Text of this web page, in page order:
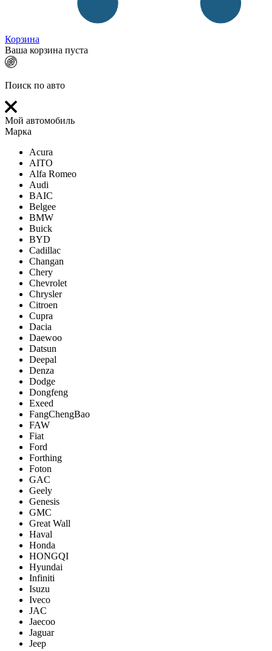
Корзина
Ваша корзина пуста
Поиск по авто
Мой автомобиль
Марка
Acura
AITO
Alfa Romeo
Audi
BAIC
Belgee
BMW
Buick
BYD
Cadillac
Changan
Chery
Chevrolet
Chrysler
Citroen
Cupra
Dacia
Daewoo
Datsun
Deepal
Denza
Dodge
Dongfeng
Exeed
FangChengBao
FAW
Fiat
Ford
Forthing
Foton
GAC
Geely
Genesis
GMC
Great Wall
Haval
Honda
HONGQI
Hyundai
Infiniti
Isuzu
Iveco
JAC
Jaecoo
Jaguar
Jeep